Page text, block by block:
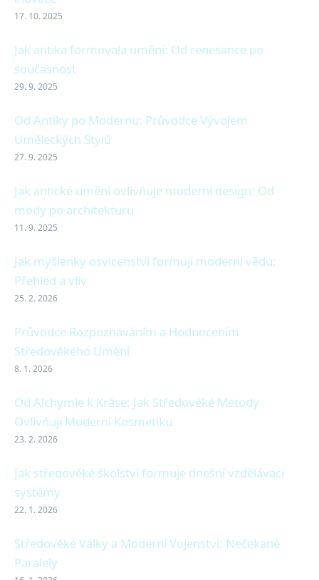
17. 10. 2025
Jak antika formovala umění: Od renesance po
současnost
29. 9. 2025
Od Antiky po Modernu: Průvodce Vývojem
Uměleckých Stylů
27. 9. 2025
Jak antické umění ovlivňuje moderní design: Od
módy po architekturu
11. 9. 2025
Jak myšlenky osvícenství formují moderní vědu:
Přehled a vliv
25. 2. 2026
Průvodce Rozpoznáváním a Hodnocením
Středověkého Umění
8. 1. 2026
Od Alchymie k Kráse: Jak Středověké Metody
Ovlivňují Moderní Kosmetiku
23. 2. 2026
Jak středověké školství formuje dnešní vzdělávací
systémy
22. 1. 2026
Středověké Války a Moderní Vojenství: Nečekané
Paralely